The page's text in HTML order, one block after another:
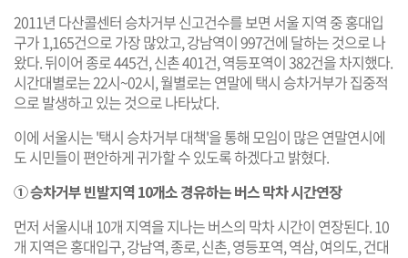
2011년 다산콜센터 승차거부 신고건수를 보면 서울 지역 중 홍대입
구가 1,165건으로 가장 많았고, 강남역이 997건에 달하는 것으로 나
왔다. 뒤이어 종로 445건, 신촌 401건, 역등포역이 382건을 차지했다.
시간대별로는 22시~02시, 월별로는 연말에 택시 승차거부가 집중적
으로 발생하고 있는 것으로 나타났다.
이에 서울시는 '택시 승차거부 대책'을 통해 모임이 많은 연말연시에
도 시민들이 편안하게 귀가할 수 있도록 하겠다고 밝혔다.
① 승차거부 빈발지역 10개소 경유하는 버스 막차 시간연장
먼저 서울시내 10개 지역을 지나는 버스의 막차 시간이 연장된다. 10
개 지역은 홍대입구, 강남역, 종로, 신촌, 영등포역, 역삼, 여의도, 건대